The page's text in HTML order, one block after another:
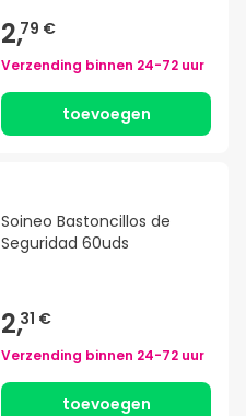
2,79 €
Verzending binnen 24-72 uur
toevoegen
Soineo Bastoncillos de
Seguridad 60uds
2,31 €
Verzending binnen 24-72 uur
toevoegen